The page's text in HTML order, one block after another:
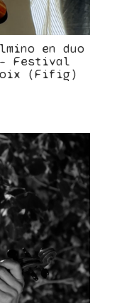
en duo
Festival
(Fifig)